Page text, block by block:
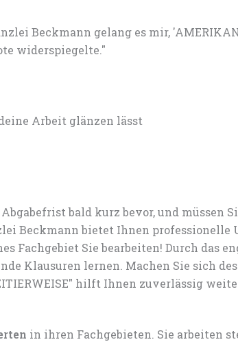
Beckmann gelang es mir,
widerspiegelte."
Arbeit glänzen lässt
bald kurz bevor, und müssen
Beckmann bietet Ihnen
Fachgebiet Sie bearbeiten! Durch das
Klausuren lernen. Machen Sie sich
hilft Ihnen zuverlässig
in ihren Fachgebieten. Sie arbeiten